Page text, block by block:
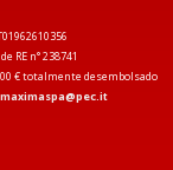
RE n° 238741
€ totalmente desembolsado
maximaspa@pec.it